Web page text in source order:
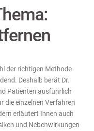
der richtigen Methode
Deshalb berät Dr.
Patienten ausführlich
die einzelnen Verfahren
erläutert Ihnen auch
und Nebenwirkungen